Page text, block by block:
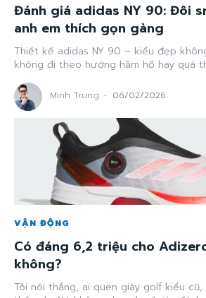
Đánh giá adidas NY 90: Đôi
anh em thích gọn gàng
Thiết kế adidas NY 90 – kiểu đẹp
không đi theo hướng hầm hố hay quá
Minh Trung - 06/02/2026
VẬN ĐỘNG
Có đáng 6,2 triệu cho
không?
Tôi nói thẳng, ai quen giày golf kiểu